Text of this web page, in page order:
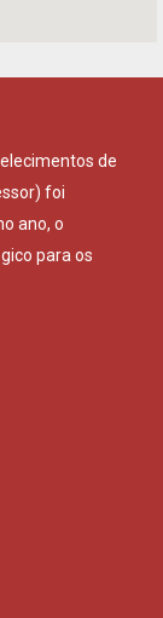
de
foi
ano, o
para os